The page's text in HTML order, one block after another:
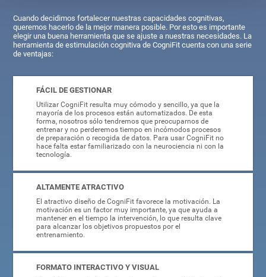
Cuando decidimos fortalecer nuestras capacidades cognitivas,
queremos hacerlo de la mejor manera posible. Por esto es importante
elegir una buena herramienta que se ajuste a nuestras necesidades. La
herramienta de estimulación cognitiva de CogniFit cuenta con una serie
de ventajas:
FÁCIL DE GESTIONAR
Utilizar CogniFit resulta muy cómodo y sencillo, ya que la
mayoría de los procesos están automatizados. De esta
forma, nosotros sólo tendremos que preocuparnos de
entrenar y no perderemos tiempo en incómodos procesos
de preparación o recogida de datos. Para usar CogniFit no
hace falta estar familiarizado con la neurociencia ni con la
tecnología.
ALTAMENTE ATRACTIVO
El atractivo diseño de CogniFit favorece la motivación. La
motivación es un factor muy importante, ya que ayuda a
mantener en el tiempo la intervención, lo que resulta clave
para alcanzar los objetivos propuestos por el
entrenamiento.
FORMATO INTERACTIVO Y VISUAL